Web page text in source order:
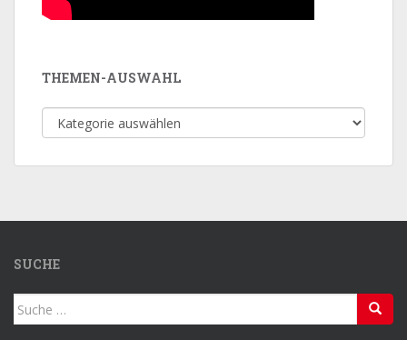
THEMEN-AUSWAHL
Themen-
Auswahl
SUCHE
Suche
nach: